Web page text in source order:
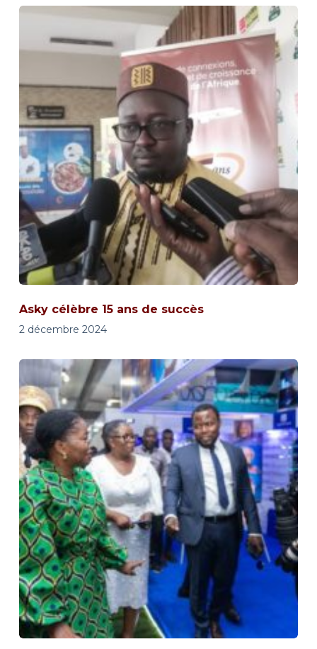
Asky célèbre 15 ans de succès
2 décembre 2024